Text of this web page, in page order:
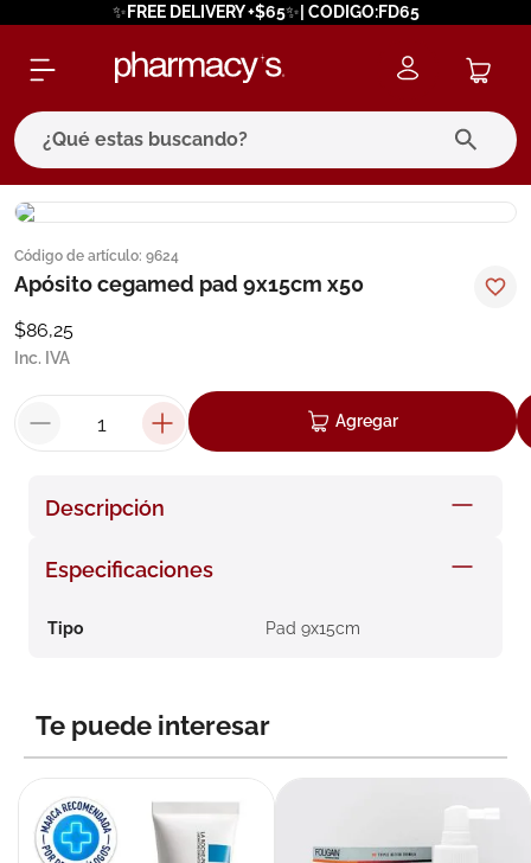
✨FREE DELIVERY +$65✨| CODIGO:FD65
¿Qué estas buscando?
Código de artículo: 9624
Apósito cegamed pad 9x15cm x50
$86,25
Inc. IVA
Agregar
Descripción
Especificaciones
Tipo Pad 9x15cm
Te puede interesar
términos más buscados
1. eucerin
.
cerave
7. isdin
10.pañales